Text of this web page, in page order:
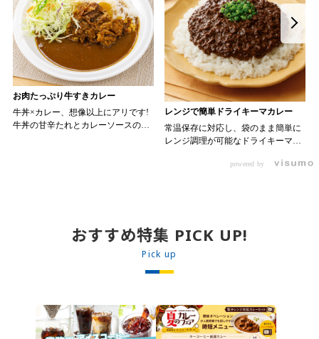
お肉たっぷり牛すきカレー
牛丼×カレー、想像以上にアリです!
牛丼の甘辛たれとカレーソースのス
丼の素を中央にのせます。 3. 手前
からカレーソースをかけ、サラダを
盛りつけます。 ※牛丼の素のたれを
レンジで簡単ドライキーマカレー
常温保存に対応し、袋のまま簡単に
レンジ調理が可能なドライキーマカ
オリジナルメニューにアレンジも可
powered by
おすすめ特集 PICK UP!
Pick up